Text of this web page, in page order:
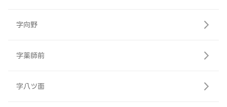
字向野
字薬師前
字八ツ面